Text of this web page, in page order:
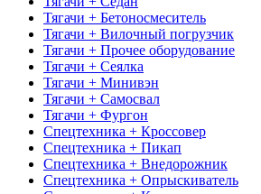
Тягачи + Бетоносмеситель
Тягачи + Вилочный погрузчик
Тягачи + Прочее оборудование
Тягачи + Сеялка
Тягачи + Минивэн
Тягачи + Самосвал
Тягачи + Фургон
Спецтехника + Кроссовер
Спецтехника + Пикап
Спецтехника + Внедорожник
Спецтехника + Опрыскиватель